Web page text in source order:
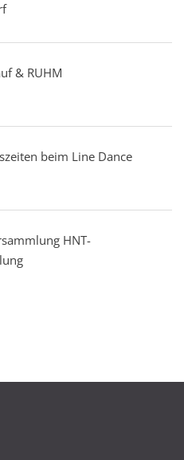
& RUHM
beim Line Dance
HNT-